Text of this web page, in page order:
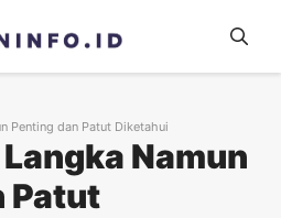
Namun
Patut
Penting dan Patut Diketahui